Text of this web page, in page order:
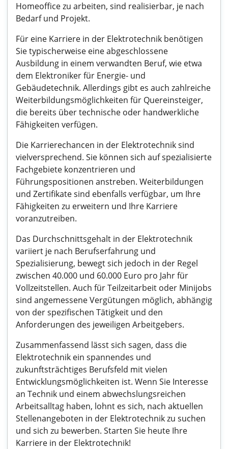
Homeoffice zu arbeiten, sind realisierbar, je nach
Bedarf und Projekt.
Für eine Karriere in der Elektrotechnik benötigen
Sie typischerweise eine abgeschlossene
Ausbildung in einem verwandten Beruf, wie etwa
dem Elektroniker für Energie- und
Gebäudetechnik. Allerdings gibt es auch zahlreiche
Weiterbildungsmöglichkeiten für Quereinsteiger,
die bereits über technische oder handwerkliche
Fähigkeiten verfügen.
Die Karrierechancen in der Elektrotechnik sind
vielversprechend. Sie können sich auf spezialisierte
Fachgebiete konzentrieren und
Führungspositionen anstreben. Weiterbildungen
und Zertifikate sind ebenfalls verfügbar, um Ihre
Fähigkeiten zu erweitern und Ihre Karriere
voranzutreiben.
Das Durchschnittsgehalt in der Elektrotechnik
variiert je nach Berufserfahrung und
Spezialisierung, bewegt sich jedoch in der Regel
zwischen 40.000 und 60.000 Euro pro Jahr für
Vollzeitstellen. Auch für Teilzeitarbeit oder Minijobs
sind angemessene Vergütungen möglich, abhängig
von der spezifischen Tätigkeit und den
Anforderungen des jeweiligen Arbeitgebers.
Zusammenfassend lässt sich sagen, dass die
Elektrotechnik ein spannendes und
zukunftsträchtiges Berufsfeld mit vielen
Entwicklungsmöglichkeiten ist. Wenn Sie Interesse
an Technik und einem abwechslungsreichen
Arbeitsalltag haben, lohnt es sich, nach aktuellen
Stellenangeboten in der Elektrotechnik zu suchen
und sich zu bewerben. Starten Sie heute Ihre
Karriere in der Elektrotechnik!